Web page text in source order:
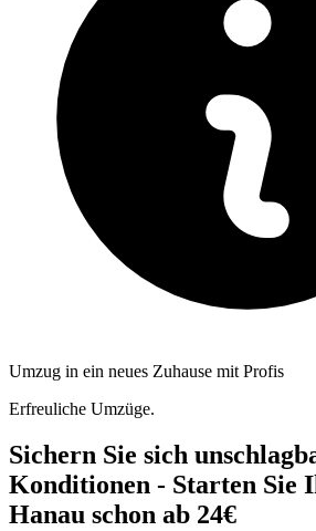
Umzug in ein neues Zuhause mit Profis
Erfreuliche Umzüge.
Sichern Sie sich
Konditionen - Starten Sie
Hanau schon ab 24€